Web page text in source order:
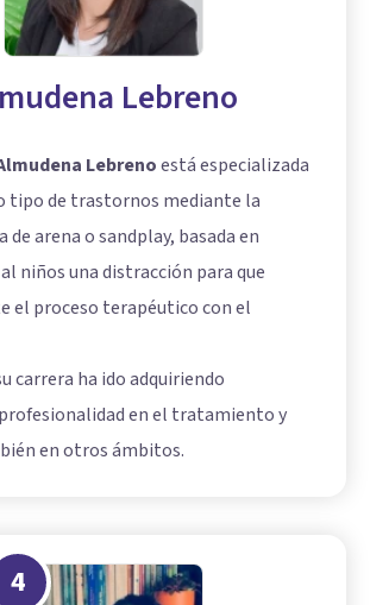
Lebreno
Lebrenoestá especializada
tipo de trastornos mediante la
de arena o sandplay, basada en
niños una distracción para que
el proceso terapéutico con el
carrera ha ido adquiriendo
en el tratamiento y
en otros ámbitos.
4